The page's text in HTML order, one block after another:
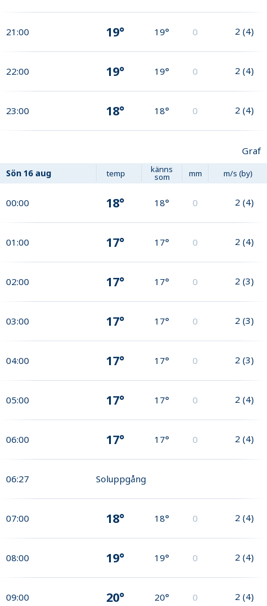
21:00 19° 19° 0 2 (4)
22:00 19° 19° 0 2 (4)
23:00 18° 18° 0 2 (4)
Graf
Sön 16 aug temp känns
som mm m/s (by)
00:00 18° 18° 0 2 (4)
01:00 17° 17° 0 2 (4)
02:00 17° 17° 0 2 (3)
03:00 17° 17° 0 2 (3)
04:00 17° 17° 0 2 (3)
05:00 17° 17° 0 2 (4)
06:00 17° 17° 0 2 (4)
06:27 Soluppgång
07:00 18° 18° 0 2 (4)
08:00 19° 19° 0 2 (4)
09:00 20° 20° 0 2 (4)